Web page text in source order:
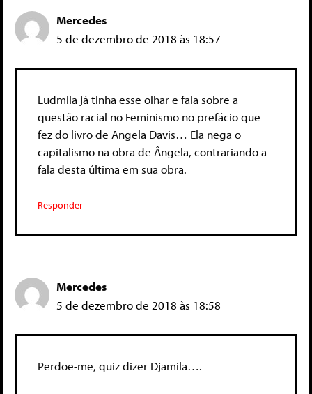
Mercedes
5 de dezembro de 2018 às 18:57
Ludmila já tinha esse olhar e fala sobre a
questão racial no Feminismo no prefácio que
fez do livro de Angela Davis… Ela nega o
capitalismo na obra de Ângela, contrariando a
fala desta última em sua obra.
Responder
Mercedes
5 de dezembro de 2018 às 18:58
Perdoe-me, quiz dizer Djamila….